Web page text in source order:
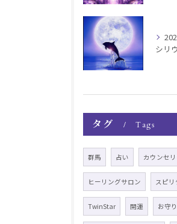
タグ Tags
群馬 占い カウンセ
ヒーリングサロン スピリ
TwinStar 開運 お守り